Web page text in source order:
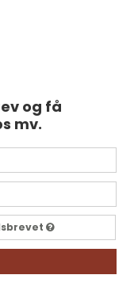
og få
mv.